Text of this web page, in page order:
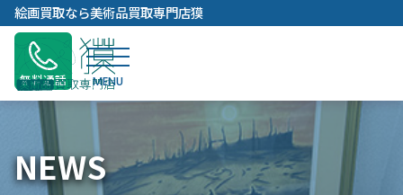
内
容
キ
プ
絵画買取なら美術品買取専門店獏
無料通話
NEWS